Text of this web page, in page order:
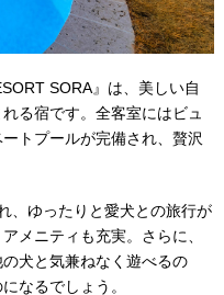
SORA』は、美しい自
る宿です。全客室にはビュ
トプールが完備され、贅沢
、ゆったりと愛犬との旅行が
メニティも充実。さらに、
犬と気兼ねなく遊べるの
なるでしょう。